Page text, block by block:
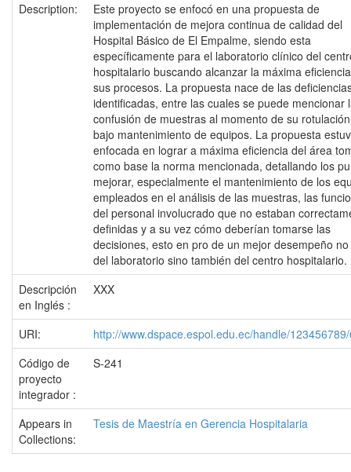
Description:
Este proyecto se enfocó en una propuesta de
implementación de mejora continua de calidad del
Hospital Básico de El Empalme, siendo esta
específicamente para el laboratorio clínico del
hospitalario buscando alcanzar la máxima
sus procesos. La propuesta nace de las
identificadas, entre las cuales se puede mencionar
confusión de muestras al momento de su
bajo mantenimiento de equipos. La propuesta
enfocada en lograr a máxima eficiencia del área
como base la norma mencionada, detallando los
mejorar, especialmente el mantenimiento de los
empleados en el análisis de las muestras, las
del personal involucrado que no estaban
definidas y a su vez cómo deberían tomarse las
decisiones, esto en pro de un mejor desempeño
del laboratorio sino también del centro hospitalario.
Descripción
en Inglés :
XXX
URI:
http://www.dspace.espol.edu.ec/handle/
Código de
proyecto
integrador :
S-241
Appears in
Collections:
Tesis de Maestría en Gerencia Hospitalaria